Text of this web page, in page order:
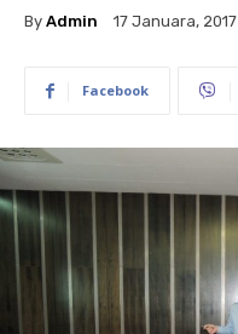
By Admin 17 Januara, 2017
Facebook